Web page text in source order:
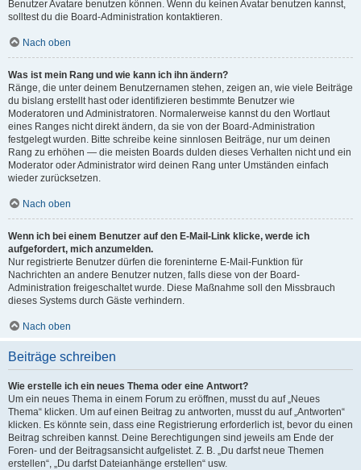
Benutzer Avatare benutzen können. Wenn du keinen Avatar benutzen kannst,
solltest du die Board-Administration kontaktieren.
Nach oben
Was ist mein Rang und wie kann ich ihn ändern?
Ränge, die unter deinem Benutzernamen stehen, zeigen an, wie viele Beiträge
du bislang erstellt hast oder identifizieren bestimmte Benutzer wie
Moderatoren und Administratoren. Normalerweise kannst du den Wortlaut
eines Ranges nicht direkt ändern, da sie von der Board-Administration
festgelegt wurden. Bitte schreibe keine sinnlosen Beiträge, nur um deinen
Rang zu erhöhen — die meisten Boards dulden dieses Verhalten nicht und ein
Moderator oder Administrator wird deinen Rang unter Umständen einfach
wieder zurücksetzen.
Nach oben
Wenn ich bei einem Benutzer auf den E-Mail-Link klicke, werde ich
aufgefordert, mich anzumelden.
Nur registrierte Benutzer dürfen die foreninterne E-Mail-Funktion für
Nachrichten an andere Benutzer nutzen, falls diese von der Board-
Administration freigeschaltet wurde. Diese Maßnahme soll den Missbrauch
dieses Systems durch Gäste verhindern.
Nach oben
Beiträge schreiben
Wie erstelle ich ein neues Thema oder eine Antwort?
Um ein neues Thema in einem Forum zu eröffnen, musst du auf „Neues
Thema“ klicken. Um auf einen Beitrag zu antworten, musst du auf „Antworten“
klicken. Es könnte sein, dass eine Registrierung erforderlich ist, bevor du einen
Beitrag schreiben kannst. Deine Berechtigungen sind jeweils am Ende der
Foren- und der Beitragsansicht aufgelistet. Z. B. „Du darfst neue Themen
erstellen“, „Du darfst Dateianhänge erstellen“ usw.